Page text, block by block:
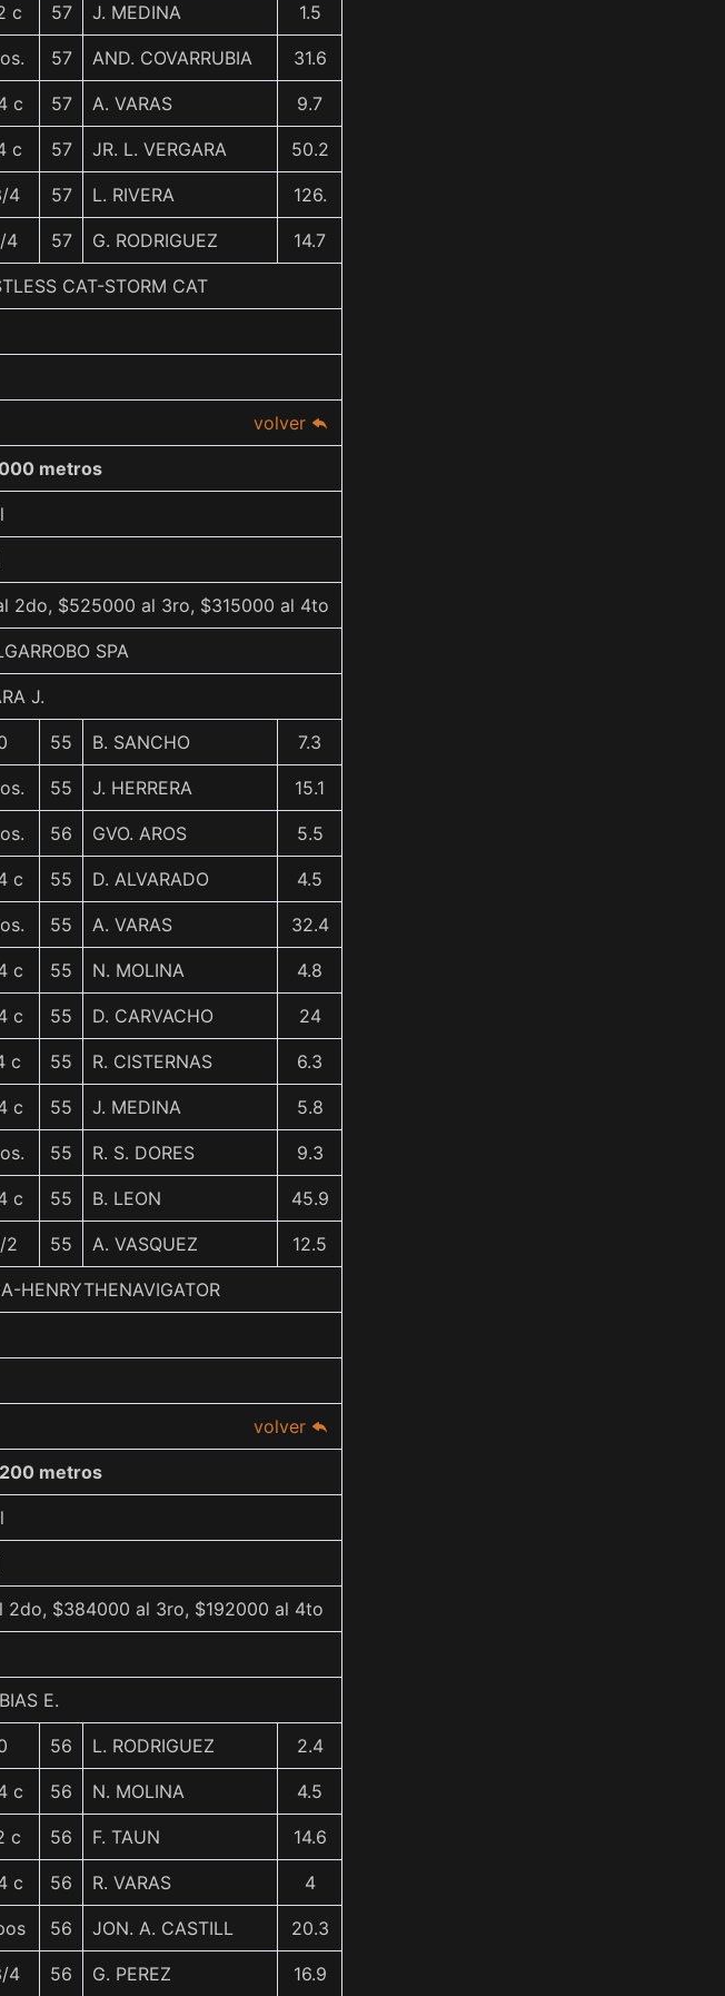
c 57 J. MEDINA 1.5
57 AND. COVARRUBIA 31.6
c 57 A. VARAS 9.7
c 57 JR. L. VERGARA 50.2
4 57 L. RIVERA 126.
4 57 G. RODRIGUEZ 14.7
CAT-STORM CAT
volver
metros
2do, $525000 al 3ro, $315000 al 4to
SPA
J.
55 B. SANCHO 7.3
55 J. HERRERA 15.1
56 GVO. AROS 5.5
c 55 D. ALVARADO 4.5
55 A. VARAS 32.4
c 55 N. MOLINA 4.8
c 55 D. CARVACHO 24
c 55 R. CISTERNAS 6.3
c 55 J. MEDINA 5.8
55 R. S. DORES 9.3
c 55 B. LEON 45.9
2 55 A. VASQUEZ 12.5
HENRYTHENAVIGATOR
volver
metros
2do, $384000 al 3ro, $192000 al 4to
E.
56 L. RODRIGUEZ 2.4
c 56 N. MOLINA 4.5
c 56 F. TAUN 14.6
c 56 R. VARAS 4
56 JON. A. CASTILL 20.3
4 56 G. PEREZ 16.9